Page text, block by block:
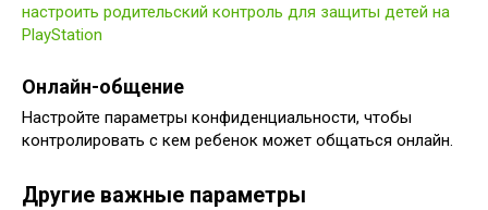
настроить родительский контроль для защиты детей на
PlayStation
Онлайн-общение
Настройте параметры конфиденциальности, чтобы
контролировать с кем ребенок может общаться онлайн.
Другие важные параметры